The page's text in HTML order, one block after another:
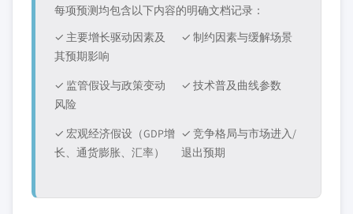
每项预测均包含以下内容的明确文档记录：
✓ 主要增长驱动因素及
其预期影响
✓ 制约因素与缓解场景
✓ 监管假设与政策变动
风险
✓ 技术普及曲线参数
✓ 宏观经济假设（GDP增
长、通货膨胀、汇率）
✓ 竞争格局与市场进入/
退出预期